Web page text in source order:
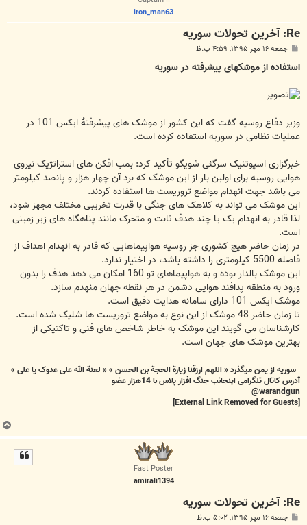
iron_man63
Re: آخرين تحولات سوريه
پ
ت
جمعه ۱۶ مهر ۱۳۹۵, ۴:۵۹ ب.ظ
استفاده از موشکهای پیشرفته در سوریه
وزیر دفاع روسیه گفت که این کشور از موشک های پیشرفتۀ ایکس 101 در
عملیات نظامی در سوریه استفاده کرده است.
خبرگزاری اسپوتنیک سرگئی شویگو تأکید کرد: بمب افکن های استراتژیک نیروی
هوایی روسیه برای اولین بار از این موشک که برد آن چهار هزار و پانصد کیلومتر
می باشد جهت انهدام مواضع تروریست ها استفاده کردند.
این موشک می تواند به کلاهک های جنگی با قدرت تخریبی مختلف مجهز شود،
لذا قادر به انهدام یک یا چند هدف ثابت و متحرک مانند پناهگاه های زیر زمینی
است.
در زمان حاضر هیچ کشوری جز روسیه هواپیماهایی که قادر به انهدام اهداف از
فاصله 5500 کیلومتری را داشته باشد، در اختیار ندارد.
این موشک بالدار بوده و به هواپیماهای تو 160 امکان می دهد هدف را بدون
ورود به منطقه پدافند هوایی دشمن در هر نقطه جهان منهدم سازد.
موشک ایکس 101 دارای سامانه هدایت دقیق است.
تا زمان حاضر 48 موشک از این نوع به مواضع تروریست ها شلیک شده است.
کارشناسان می گویند این موشک به خاطر شاخص های فنی و تاکتیکی از
بهترین موشک های جهان است.
سوریه از یمن میگذرد « اللهم ارزقنا زيارة الحجة بن الحسن » « لعنة الله علی عدوک یا علی »
آدرس کاتال تلگرامی اینجانب جنگ افزار پلاس با 14هزار عضو
warandgun@
ب
ا
Fast Poster
amirali1394
Re: آخرين تحولات سوريه
پ جمعه ۱۶ مهر ۱۳۹۵, ۵:۰۲ ب.ظ